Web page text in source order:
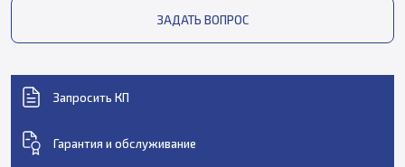
ЗАДАТЬ ВОПРОС
Запросить КП
Гарантия и обслуживание